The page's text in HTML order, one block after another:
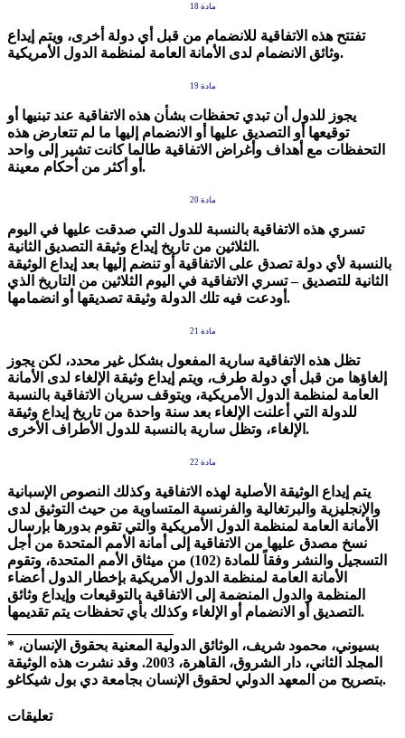
مادة 18
تفتتح هذه الاتفاقية للانضمام من قبل أي دولة أخرى، ويتم إيداع
وثائق الانضمام لدى الأمانة العامة لمنظمة الدول الأمريكية.
مادة 19
يجوز للدول أن تبدي تحفظات بشأن هذه الاتفاقية عند تبنيها أو
توقيعها أو التصديق عليها أو الانضمام إليها ما لم تتعارض هذه
التحفظات مع أهداف وأغراض الاتفاقية طالما كانت تشير إلى واحد
أو أكثر من أحكام معينة.
مادة 20
تسري هذه الاتفاقية بالنسبة للدول التي صدقت عليها في اليوم
الثلاثين من تاريخ إيداع وثيقة التصديق الثانية.
بالنسبة لأي دولة تصدق على الاتفاقية أو تنضم إليها بعد إيداع الوثيقة
الثانية للتصديق – تسري الاتفاقية في اليوم الثلاثين من التاريخ الذي
أودعت فيه تلك الدولة وثيقة تصديقها أو انضمامها.
مادة 21
تظل هذه الاتفاقية سارية المفعول بشكل غير محدد، لكن يجوز
إلغاؤها من قبل أي دولة طرف، ويتم إيداع وثيقة الإلغاء لدى الأمانة
العامة لمنظمة الدول الأمريكية، ويتوقف سريان الاتفاقية بالنسبة
للدولة التي أعلنت الإلغاء بعد سنة واحدة من تاريخ إيداع وثيقة
الإلغاء، وتظل سارية بالنسبة للدول الأطراف الأخرى.
مادة 22
يتم إيداع الوثيقة الأصلية لهذه الاتفاقية وكذلك النصوص الإسبانية
والإنجليزية والبرتغالية والفرنسية المتساوية من حيث التوثيق لدى
الأمانة العامة لمنظمة الدول الأمريكية والتي تقوم بدورها بإرسال
نسخ مصدق عليها من الاتفاقية إلى أمانة الأمم المتحدة من أجل
التسجيل والنشر وفقاً للمادة (102) من ميثاق الأمم المتحدة، وتقوم
الأمانة العامة لمنظمة الدول الأمريكية بإخطار الدول أعضاء
المنظمة والدول المنضمة إلى الاتفاقية بالتوقيعات وإيداع وثائق
التصديق أو الانضمام أو الإلغاء وكذلك بأي تحفظات يتم تقديمها.
* بسيوني، محمود شريف، الوثائق الدولية المعنية بحقوق الإنسان،
المجلد الثاني، دار الشروق، القاهرة، 2003. وقد نشرت هذه الوثيقة
بتصريح من المعهد الدولي لحقوق الإنسان بجامعة دي بول شيكاغو.
تعليقات